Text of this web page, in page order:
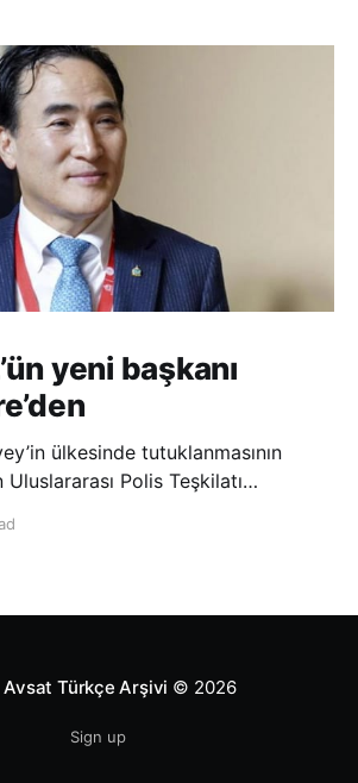
yeni başkanı
ülkesinde tutuklanmasının
Polis Teşkilatı
Avsat Türkçe Arşivi © 2026
Sign up